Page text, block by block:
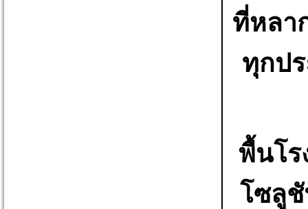
ที่หลา
ทุกป
พื้นโร
โซลูชั